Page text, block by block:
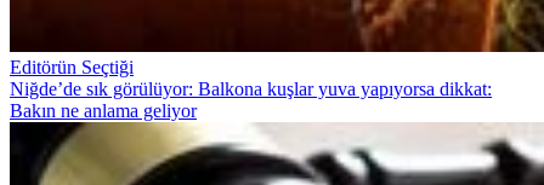
Editörün Seçtiği
Niğde’de sık görülüyor: Balkona kuşlar yuva yapıyorsa dikkat:
Bakın ne anlama geliyor